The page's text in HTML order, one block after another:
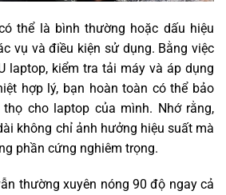
thể là bình thường hoặc dấu hiệu
vụ và điều kiện sử dụng. Bằng việc
laptop, kiểm tra tải máy và áp dụng
hợp lý, bạn hoàn toàn có thể bảo
cho laptop của mình. Nhớ rằng,
không chỉ ảnh hưởng hiệu suất mà
phần cứng nghiêm trọng.
thường xuyên nóng 90 độ ngay cả